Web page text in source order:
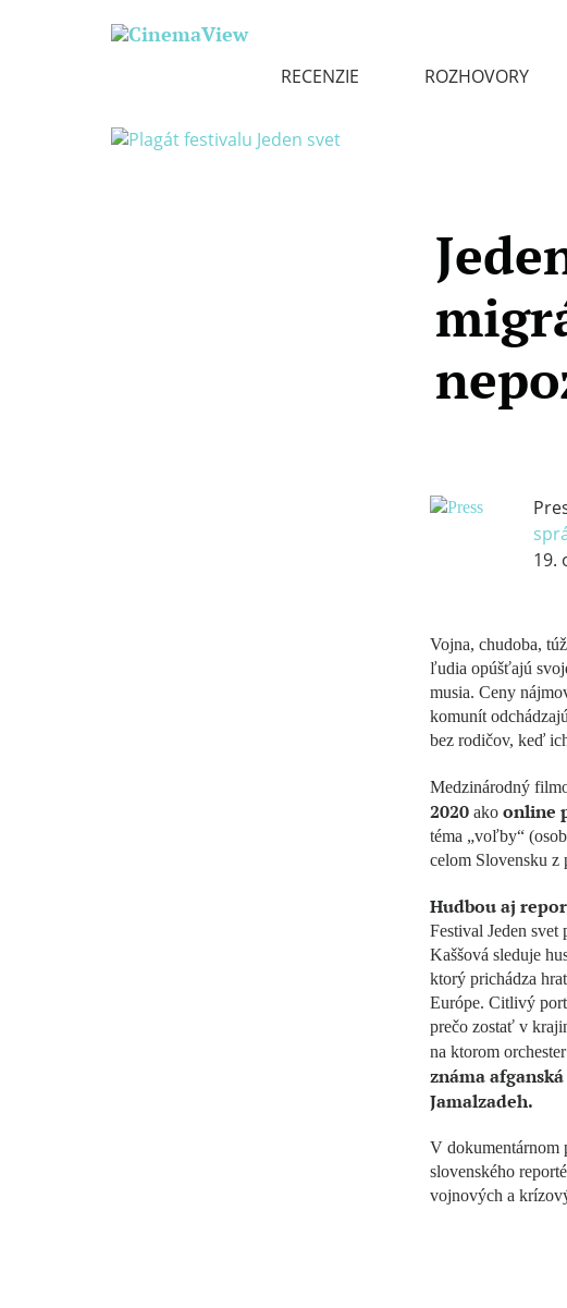
RECENZIE ROZHOVORY
19.
Vojna, chudoba,
ľudia opúšťajú
musia. Ceny
komunít
bez rodičov, keď
Medzinárodný
2020ako online
téma „voľby“
celom Slovensku z
Hudbou aj
Festival Jeden
Kaššová sleduje
ktorý prichádza
Európe. Citlivý
prečo zostať v
na ktorom
známa
Jamalzadeh.
V dokumentárnom
slovenského
vojnových a